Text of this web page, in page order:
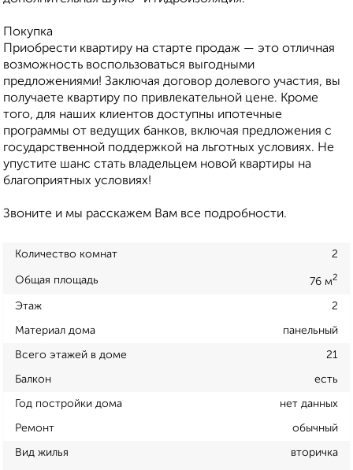
Покупка
Приобрести квартиру на старте продаж — это отличная
возможность воспользоваться выгодными
предложениями! Заключая договор долевого участия, вы
получаете квартиру по привлекательной цене. Кроме
того, для наших клиентов доступны ипотечные
программы от ведущих банков, включая предложения с
государственной поддержкой на льготных условиях. Не
упустите шанс стать владельцем новой квартиры на
благоприятных условиях!
Звоните и мы расскажем Вам все подробности.
Количество комнат 2
Общая площадь 76 м2
Этаж 2
Материал дома панельный
Всего этажей в доме 21
Балкон есть
Год постройки дома нет данных
Ремонт обычный
Вид жилья вторичка